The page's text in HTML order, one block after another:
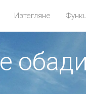
Изтегляне